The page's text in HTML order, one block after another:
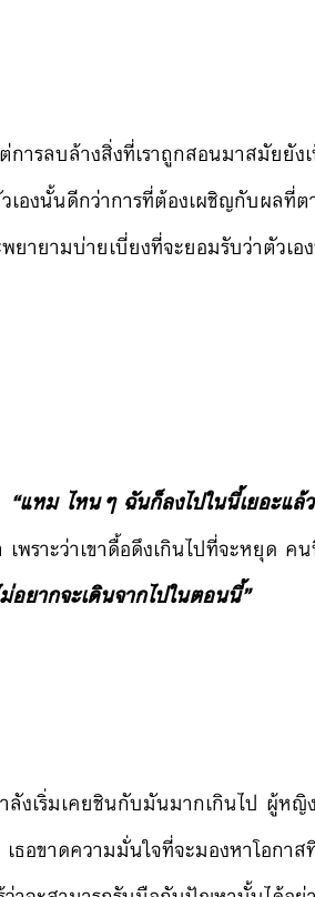
ารลบล้างสิ่งที่เราถูกสอนมาสมัยยัง
เองนั้นดีกว่าการที่ต้องเผชิญกับผลที่
ายามบ่ายเบี่ยงที่จะยอมรับว่าตัวเอ
“แหม ไหนๆ ฉันก็ลงไปในนี้เยอะแล้
พราะว่าเขาดื้อดึงเกินไปที่จะหยุด ค
ยากจะเดินจากไปในตอนนี้”
งเริ่มเคยชินกับมันมากเกินไป ผู้หญิ
ธอขาดความมั่นใจที่จะมองหาโอกาส